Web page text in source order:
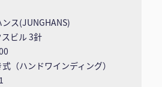
ンス(JUNGHANS)
スビル 3針
（ハンドワインディング）